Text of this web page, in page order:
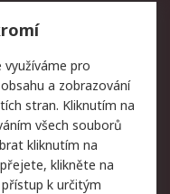
podmínky
RS
pošty
ochrany
pro
a zobrazování
stran. Kliknutím na
všech souborů
kliknutím na
klikněte na
k určitým